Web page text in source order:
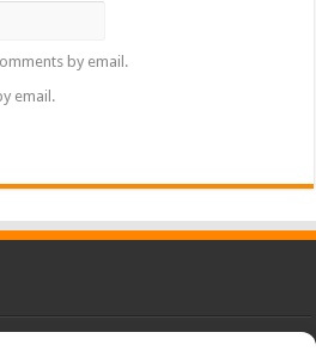
by email.
email.